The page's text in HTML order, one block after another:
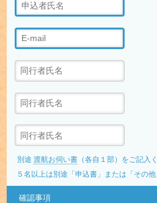
別途 渡航お伺い書（各自１部）をご記入
５名以上は別途「申込書」または「その
確認事項